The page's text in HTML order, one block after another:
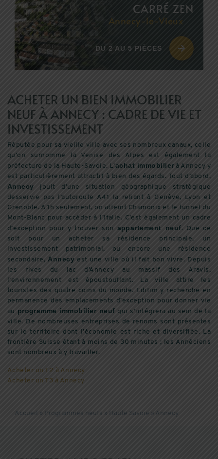
CARRÉ ZEN
Annecy-le-Vieux
DU 2 AU 5 PIÈCES
ACHETER UN BIEN IMMOBILIER
NEUF À ANNECY : CADRE DE VIE ET
INVESTISSEMENT
Réputée pour sa vieille ville avec ses nombreux canaux, celle
qu’on surnomme la Venise des Alpes est également la
préfecture de la Haute-Savoie. L’achat immobilierà Annecy y
est particulièrement attractif à bien des égards. Tout d’abord,
Annecy jouit d’une situation géographique stratégique
desservie pas l’autoroute A41 la reliant à Genève, Lyon et
Grenoble. A 1h seulement, on atteint Chamonix et le tunnel du
Mont-Blanc pour accéder à l’Italie. C’est également un cadre
d’exception pour y trouver son appartement neuf. Que ce
soit pour un acheter sa résidence principale, un
investissement patrimonial, ou encore une résidence
secondaire,Annecy est une ville où il fait bon vivre. Depuis
les rives du lac d’Annecy au massif des Aravis,
l’environnement est époustouflant. La ville attire les
touristes des quatre coins du monde. Edifim y recherche en
permanence des emplacements d’exception pour donner vie
au programme immobilier neuf qui s’intégrera au sein de la
ville. De nombreuses entreprises de renoms sont présentes
sur le territoire dont l’économie est riche et diversifiée. La
frontière Suisse étant à moins de 30 minutes ; les Annéciens
sont nombreux à y travailler.
Acheter un T2 à Annecy
Acheter un T3 à Annecy
Accueil » Programmes neufs » Haute Savoie » Annecy